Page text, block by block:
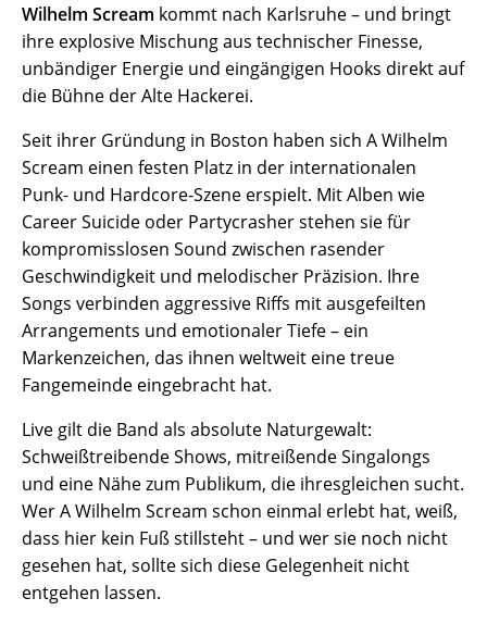
Wilhelm Scream kommt nach Karlsruhe – und bringt
ihre explosive Mischung aus technischer Finesse,
unbändiger Energie und eingängigen Hooks direkt auf
die Bühne der Alte Hackerei.
Seit ihrer Gründung in Boston haben sich A Wilhelm
Scream einen festen Platz in der internationalen
Punk- und Hardcore-Szene erspielt. Mit Alben wie
Career Suicide oder Partycrasher stehen sie für
kompromisslosen Sound zwischen rasender
Geschwindigkeit und melodischer Präzision. Ihre
Songs verbinden aggressive Riffs mit ausgefeilten
Arrangements und emotionaler Tiefe – ein
Markenzeichen, das ihnen weltweit eine treue
Fangemeinde eingebracht hat.
Live gilt die Band als absolute Naturgewalt:
Schweißtreibende Shows, mitreißende Singalongs
und eine Nähe zum Publikum, die ihresgleichen sucht.
Wer A Wilhelm Scream schon einmal erlebt hat, weiß,
dass hier kein Fuß stillsteht – und wer sie noch nicht
gesehen hat, sollte sich diese Gelegenheit nicht
entgehen lassen.